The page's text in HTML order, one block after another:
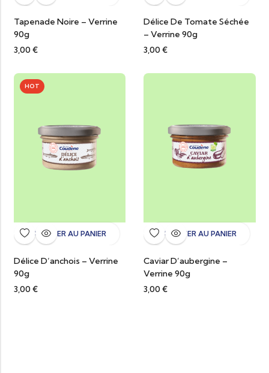
Tapenade Noire – Verrine
90g
3,00 €
Délice De Tomate Séchée
– Verrine 90g
3,00 €
HOT
AJOUTER AU PANIER
Délice D’anchois – Verrine
90g
3,00 €
AJOUTER AU PANIER
Caviar D’aubergine –
Verrine 90g
3,00 €